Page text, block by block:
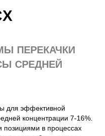
ПЕРЕКАЧКИ
СРЕДНЕЙ
для эффективной
концентрации 7-16%.
в процессах